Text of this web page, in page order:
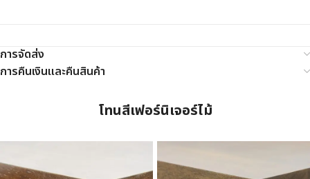
การจัดส่ง
การคืนเงินและคืนสินค้า
โทนสีเฟอร์นิเจอร์ไม้